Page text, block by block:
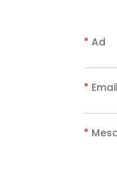
* Ad
* Email
*